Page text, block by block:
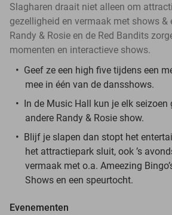
Slagharen draait niet alleen om
gezelligheid en vermaak met shows &
Randy & Rosie en de Red Bandits
momenten en interactieve shows.
Geef ze een high five tijdens een
mee in één van de dansshows.
In de Music Hall kun je elk seizoen
andere Randy & Rosie show.
Blijf je slapen dan stopt het
het attractiepark sluit, ook ’s
vermaak met o.a. Ameezing
Shows en een speurtocht.
Evenementen